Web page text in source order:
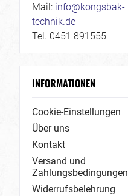
Mail: info@kongsbak-
technik.de
Tel. 0451 891555
INFORMATIONEN
Cookie-Einstellungen
Über uns
Kontakt
Versand und
Zahlungsbedingungen
Widerrufsbelehrung